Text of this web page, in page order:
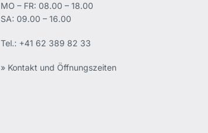
MO – FR: 08.00 – 18.00
SA: 09.00 – 16.00
Tel.: +41 62 389 82 33
» Kontakt und Öffnungszeiten